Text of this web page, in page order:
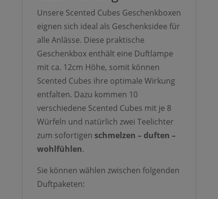
Unsere Scented Cubes Geschenkboxen
eignen sich ideal als Geschenksidee für
alle Anlässe. Diese praktische
Geschenkbox enthält eine Duftlampe
mit ca. 12cm Höhe, somit können
Scented Cubes ihre optimale Wirkung
entfalten. Dazu kommen 10
verschiedene Scented Cubes mit je 8
Würfeln und natürlich zwei Teelichter
zum sofortigen schmelzen – duften –
wohlfühlen.
Sie können wählen zwischen folgenden
Duftpaketen: